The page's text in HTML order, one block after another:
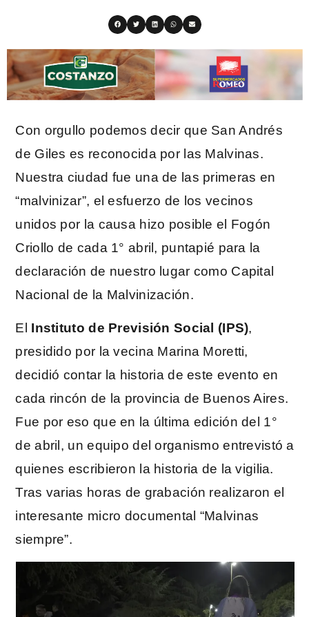
Con orgullo podemos decir que San Andrés
de Giles es reconocida por las Malvinas.
Nuestra ciudad fue una de las primeras en
“malvinizar”, el esfuerzo de los vecinos
unidos por la causa hizo posible el Fogón
Criollo de cada 1° abril, puntapié para la
declaración de nuestro lugar como Capital
Nacional de la Malvinización.
El Instituto de Previsión Social (IPS),
presidido por la vecina Marina Moretti,
decidió contar la historia de este evento en
cada rincón de la provincia de Buenos Aires.
Fue por eso que en la última edición del 1°
de abril, un equipo del organismo entrevistó a
quienes escribieron la historia de la vigilia.
Tras varias horas de grabación realizaron el
interesante micro documental “Malvinas
siempre”.